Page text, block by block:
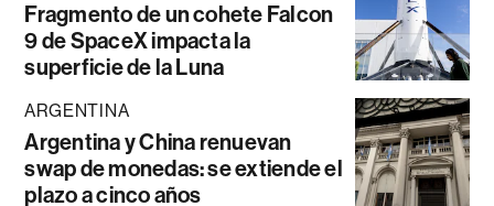
Fragmento de un cohete Falcon
9 de SpaceX impacta la
superficie de la Luna
ARGENTINA
Argentina y China renuevan
swap de monedas: se extiende el
plazo a cinco años